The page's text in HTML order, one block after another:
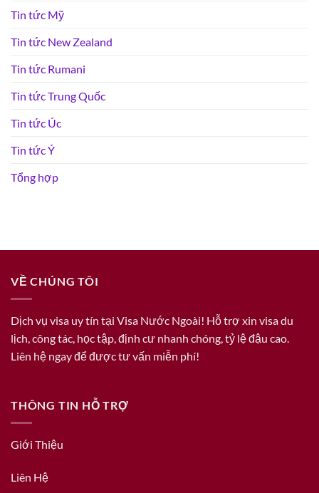
Tin tức Mỹ
Tin tức New Zealand
Tin tức Rumani
Tin tức Trung Quốc
Tin tức Úc
Tin tức Ý
Tổng hợp
VỀ CHÚNG TÔI
Dịch vụ visa uy tín tại Visa Nước Ngoài! Hỗ trợ xin visa du
lịch, công tác, học tập, định cư nhanh chóng, tỷ lệ đậu cao.
Liên hệ ngay để được tư vấn miễn phí!
THÔNG TIN HỖ TRỢ
Giới Thiệu
Liên Hệ